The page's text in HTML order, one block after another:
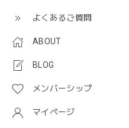
よくあるご質問
ABOUT
BLOG
メンバーシップ
マイページ